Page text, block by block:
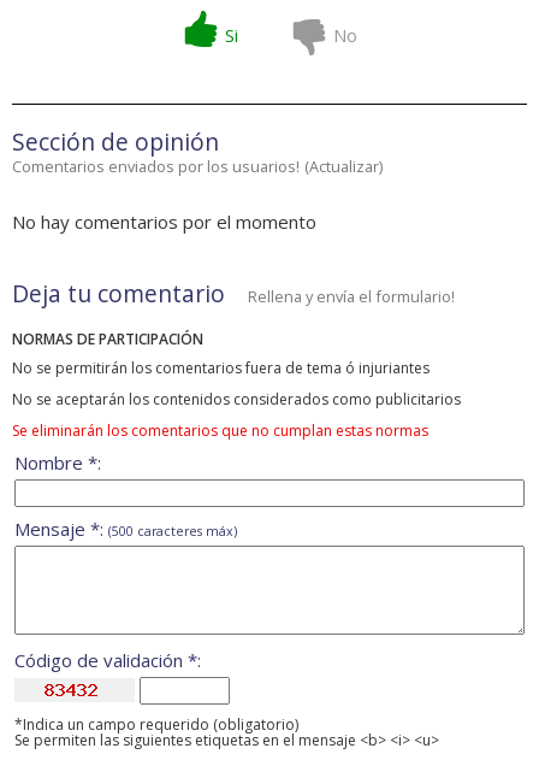
Si No
Sección de opinión
Comentarios enviados por los usuarios! (Actualizar)
No hay comentarios por el momento
Deja tu comentario Rellena y envía el formulario!
NORMAS DE PARTICIPACIÓN
No se permitirán los comentarios fuera de tema ó injuriantes
No se aceptarán los contenidos considerados como publicitarios
Se eliminarán los comentarios que no cumplan estas normas
Nombre *:
Mensaje *: (500 caracteres máx)
Código de validación *:
*Indica un campo requerido (obligatorio)
Se permiten las siguientes etiquetas en el mensaje <b> <i> <u>